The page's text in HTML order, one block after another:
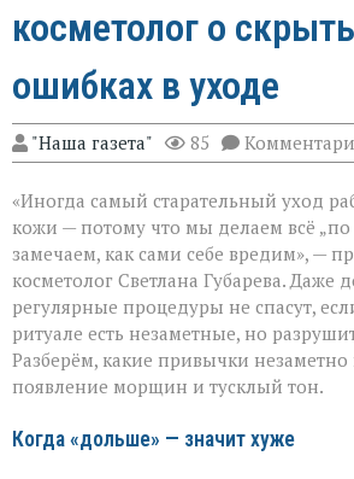
косметолог о
ошибках в уходе
"Наша газета" 85
«Иногда самый старательный уход
кожи — потому что мы делаем всё
замечаем, как сами себе вредим», —
косметолог Светлана Губарева. Даже
регулярные процедуры не спасут,
ритуале есть незаметные, но
Разберём, какие привычки
появление морщин и тусклый тон.
Когда «дольше» — значит хуже